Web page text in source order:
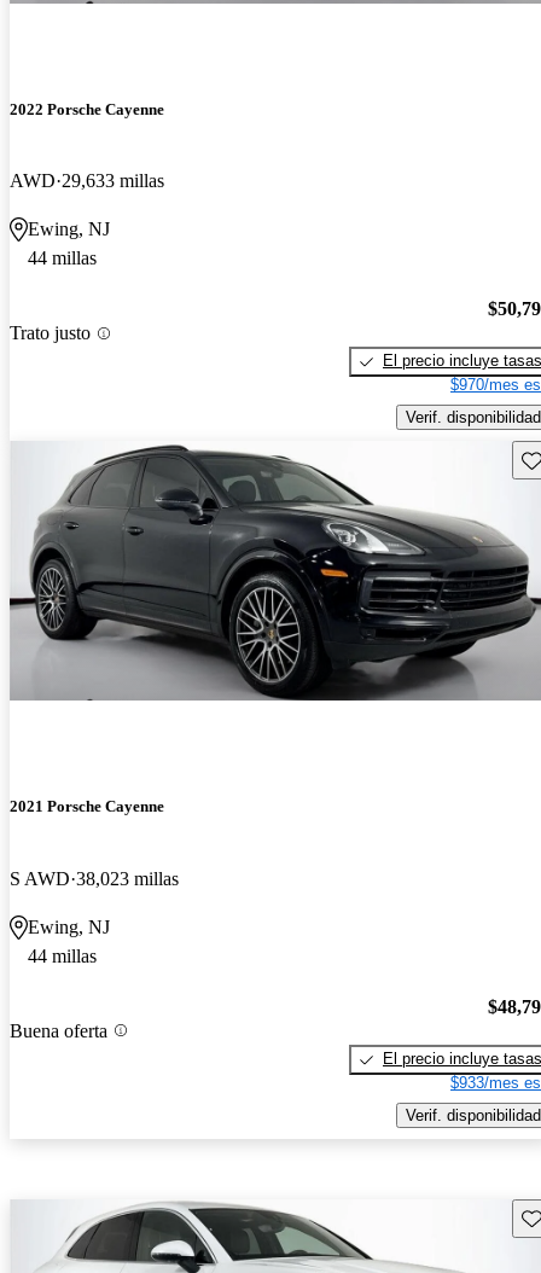
2022 Porsche Cayenne
AWD 29,633 millas
Ewing, NJ
44 millas
Trato justo
El precio incluye tasas
$970/mes
Verif. disponibilidad
2021 Porsche Cayenne
S AWD 38,023 millas
Ewing, NJ
44 millas
Buena oferta
El precio incluye tasas
$933/mes
Verif. disponibilidad